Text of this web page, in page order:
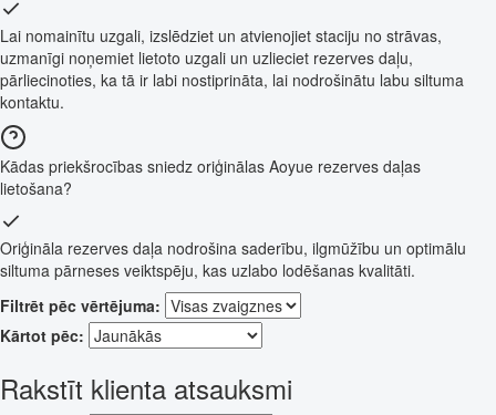
Lai nomainītu uzgali, izslēdziet un atvienojiet staciju no strāvas,
uzmanīgi noņemiet lietoto uzgali un uzlieciet rezerves daļu,
pārliecinoties, ka tā ir labi nostiprināta, lai nodrošinātu labu siltuma
kontaktu.
Kādas priekšrocības sniedz oriģinālas Aoyue rezerves daļas
lietošana?
Oriģināla rezerves daļa nodrošina saderību, ilgmūžību un optimālu
siltuma pārneses veiktspēju, kas uzlabo lodēšanas kvalitāti.
Filtrēt pēc vērtējuma:
Kārtot pēc:
Rakstīt klienta atsauksmi